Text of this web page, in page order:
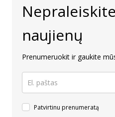
naujienų
Prenumeruokit ir gaukite
Patvirtinu prenumeratą